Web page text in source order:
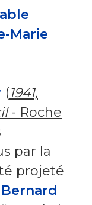
Marie
(1941,
- Roche
par la
projeté
Bernard